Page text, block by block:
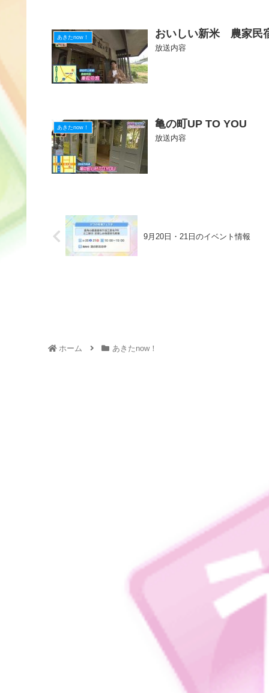
あきたnow！ おいしい新米 農家民
放送内容
あきたnow！ 亀の町UP TO YOU
放送内容
9月20日・21日のイベント情報
ホーム あきたnow！